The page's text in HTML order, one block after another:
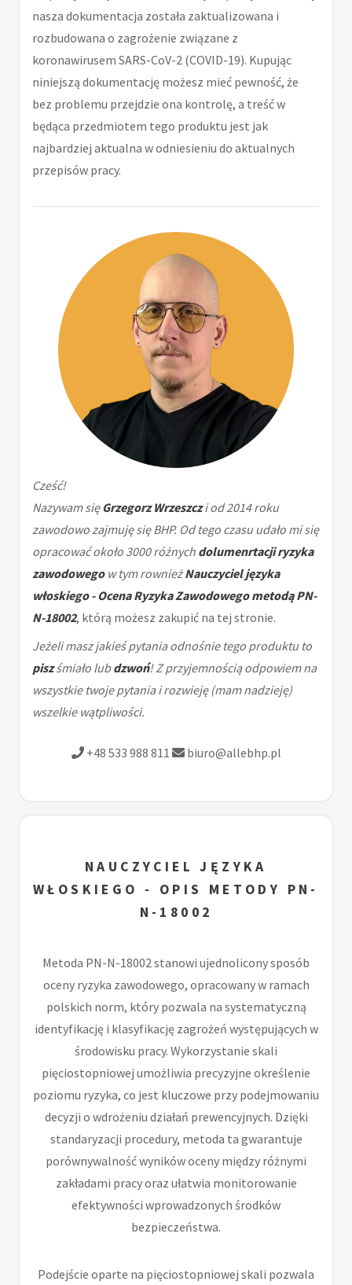
nasza dokumentacja została zaktualizowana i
rozbudowana o zagrożenie związane z
koronawirusem SARS-CoV-2 (COVID-19). Kupując
niniejszą dokumentację możesz mieć pewność, że
bez problemu przejdzie ona kontrolę, a treść w
będąca przedmiotem tego produktu jest jak
najbardziej aktualna w odniesieniu do aktualnych
przepisów pracy.
Cześć!
Nazywam sięGrzegorz Wrzeszczi od 2014 roku
zawodowo zajmuję się BHP. Od tego czasu udało mi się
opracować około 3000 różnych dolumenrtacji ryzyka
zawodowegow tym rownieżNauczyciel języka
włoskiego - Ocena Ryzyka Zawodowego metodą PN-
N-18002, którą możesz zakupić na tej stronie.
Jeżeli masz jakieś pytania odnośnie tego produktu to
piszśmiało lubdzwoń! Z przyjemnością odpowiem na
wszystkie twoje pytania i rozwieję (mam nadzieję)
wszelkie wątpliwości.
+48 533 988 811 biuro@allebhp.pl
NAUCZYCIEL JĘZYKA
WŁOSKIEGO - OPIS METODY PN-
N-18002
Metoda PN-N-18002 stanowi ujednolicony sposób
oceny ryzyka zawodowego, opracowany w ramach
polskich norm, który pozwala na systematyczną
identyfikację i klasyfikację zagrożeń występujących w
środowisku pracy. Wykorzystanie skali
pięciostopniowej umożliwia precyzyjne określenie
poziomu ryzyka, co jest kluczowe przy podejmowaniu
decyzji o wdrożeniu działań prewencyjnych. Dzięki
standaryzacji procedury, metoda ta gwarantuje
porównywalność wyników oceny między różnymi
zakładami pracy oraz ułatwia monitorowanie
efektywności wprowadzonych środków
bezpieczeństwa.
Podejście oparte na pięciostopniowej skali pozwala